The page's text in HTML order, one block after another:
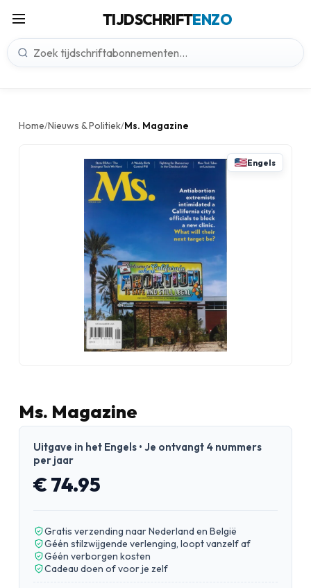
TIJDSCHRIFTENZO
Home/Nieuws & Politiek/Ms. Magazine
Engels
Ms. Magazine
Uitgave in het Engels • Je ontvangt 4 nummers
per jaar
€ 74.95
Gratis verzending naar Nederland en België
Géén stilzwijgende verlenging, loopt vanzelf af
Géén verborgen kosten
Cadeau doen of voor je zelf